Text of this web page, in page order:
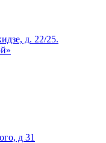
д. 22/25.
д 31